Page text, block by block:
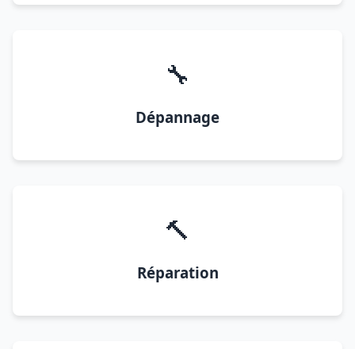
🔧
Dépannage
🔨
Réparation